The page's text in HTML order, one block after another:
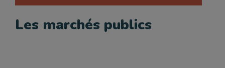
Les marchés publics